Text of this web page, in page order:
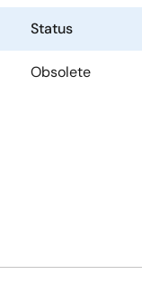
Status
Obsolete